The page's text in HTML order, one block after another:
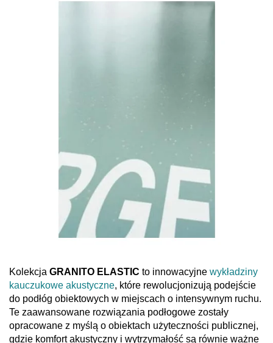
Kolekcja GRANITO ELASTIC to innowacyjne wykładziny
kauczukowe akustyczne, które rewolucjonizują podejście
do podłóg obiektowych w miejscach o intensywnym ruchu.
Te zaawansowane rozwiązania podłogowe zostały
opracowane z myślą o obiektach użyteczności publicznej,
gdzie komfort akustyczny i wytrzymałość są równie ważne